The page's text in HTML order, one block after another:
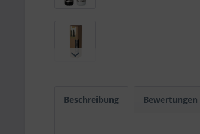
Beschreibung Bewertungen